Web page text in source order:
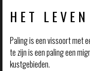
HET
Paling is een vissoort met
te zijn is een paling een
kustgebieden.